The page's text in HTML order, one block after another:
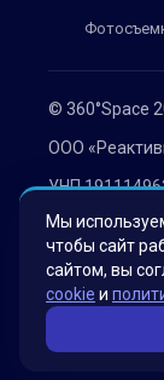
© 360°Space
ООО
УНП
г. Минск, ул.
Политика
Согласие на
Мы
чтобы сайт
сайтом, вы
cookie и